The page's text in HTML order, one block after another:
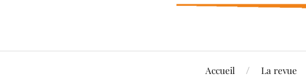
Accueil La revue